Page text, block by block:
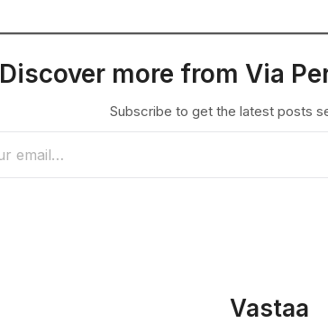
Discover more from Via
Subscribe to get the latest posts
Vastaa